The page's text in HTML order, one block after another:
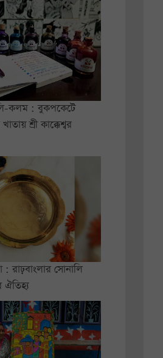
কলম : বুকপকেটে
শ্রী কাক্কেশ্বর
: রাঢ়বাংলার সোনালি
ঐতিহ্য